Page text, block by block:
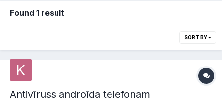
Found 1 result
SORT BY
Antivīruss androīda telefonam